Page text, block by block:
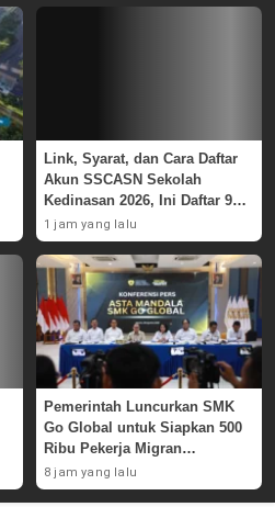
Link, Syarat, dan Cara Daftar
Akun SSCASN Sekolah
Kedinasan 2026, Ini Daftar 9
Instansinya
1 jam yang lalu
Pemerintah Luncurkan SMK
Go Global untuk Siapkan 500
Ribu Pekerja Migran
Kompeten
8 jam yang lalu